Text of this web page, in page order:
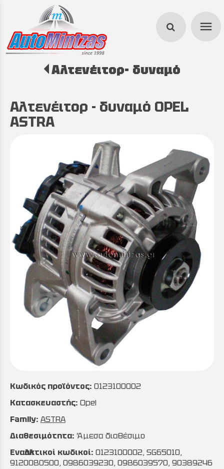
menu
Αλτενέιτορ- δυναμό
Αλτενέιτορ - δυναμό OPEL
ASTRA
Κωδικός προϊόντος: 0123100002
Κατασκευαστής: Opel
Family: ASTRA
Διαθεσιμότητα: Άμεσα διαθέσιμο
Εναλλακτικοί κωδικοί: 0123100002, SG65010,
9120080500, 0986039230, 0986039570, 90389246